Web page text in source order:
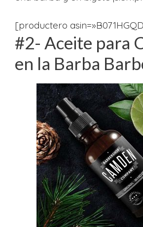
[productero
#2- Aceite para
en la Barba